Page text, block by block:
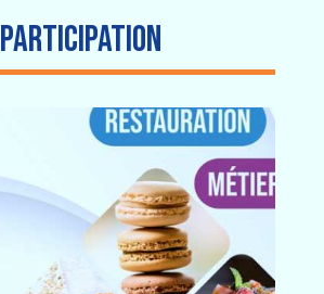
PARTICIPATION